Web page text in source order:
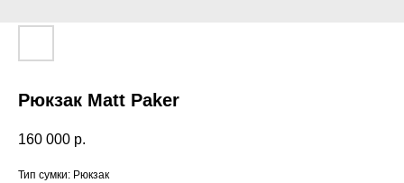
Рюкзак Matt Paker
160 000 р.
Тип сумки: Рюкзак